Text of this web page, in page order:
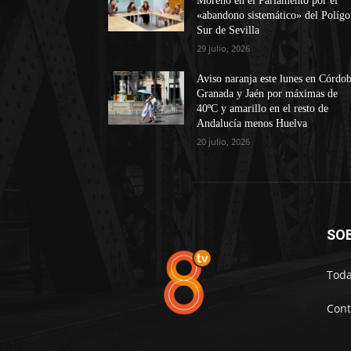
«abandono sistemático» del
Sur de Sevilla
29 julio, 2026
Aviso naranja este lunes en
Granada y Jaén por máximas de
40ºC y amarillo en el resto de
Andalucía menos Huelva
20 julio, 2026